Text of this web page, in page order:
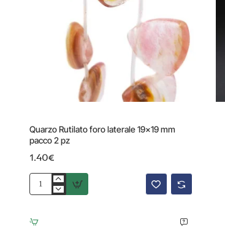
Quarzo Rutilato foro laterale 19x19 mm
pacco 2 pz
1.40€
Quarzo
Rutilato
laterale
19x19